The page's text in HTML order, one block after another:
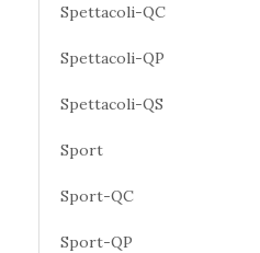
Spettacoli-QC
Spettacoli-QP
Spettacoli-QS
Sport
Sport-QC
Sport-QP